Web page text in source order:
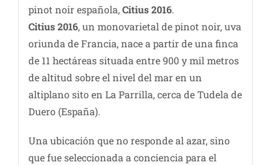
pinot noir española,Citius 2016.
Citius 2016, un monovarietal de pinot noir, uva
oriunda de Francia, nace a partir de una finca
de 11 hectáreas situada entre 900 y mil metros
de altitud sobre el nivel del mar en un
altiplano sito en La Parrilla, cerca de Tudela de
Duero (España).
Una ubicación que no responde al azar, sino
que fue seleccionada a conciencia para el